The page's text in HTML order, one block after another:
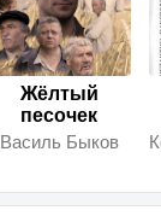
Жёлтый
песочек
Василь Быков